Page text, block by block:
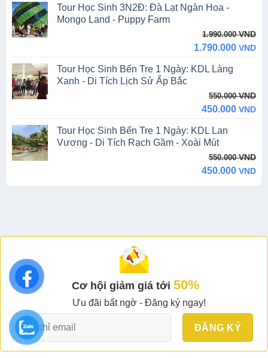
550.000 VND.
300.000 VND.
Tour Học Sinh 3N2Đ: Đà Lạt Ngàn Hoa -
Mongo Land - Puppy Farm
1.990.000VND
1.990.000 VND.
1.790.000 VND
1.790.000 VND.
Tour Học Sinh Bến Tre 1 Ngày: KDL Làng
Xanh - Di Tích Lịch Sử Ấp Bắc
550.000VND
550.000 VND.
450.000 VND
450.000 VND.
Tour Học Sinh Bến Tre 1 Ngày: KDL Lan
Vương - Di Tích Rạch Gầm - Xoài Mút
550.000VND
450.000 VND
Cơ hội giảm giá tới 50%
Ưu đãi bất ngờ - Đăng ký ngay!